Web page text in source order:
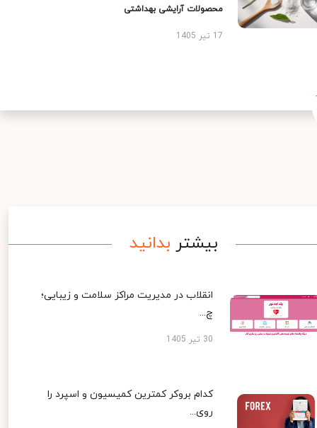
محصولات آرایشی بهداشتی
17 تیر 1405
بیشتر بدانید
انقلاب در مدیریت مراکز سلامت و زیبایی؛
چ...
30 تیر 1405
کدام بروکر کمترین کمیسیون و اسپرد را
روی...